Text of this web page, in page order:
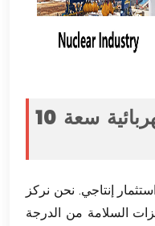
لماذا تختار الرافعة الكهربائية سعة 10
إنتاجي. نحن نركز
السلامة من الدرجة